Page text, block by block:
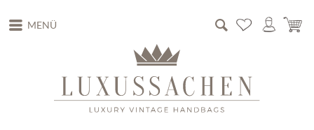
MENÜ